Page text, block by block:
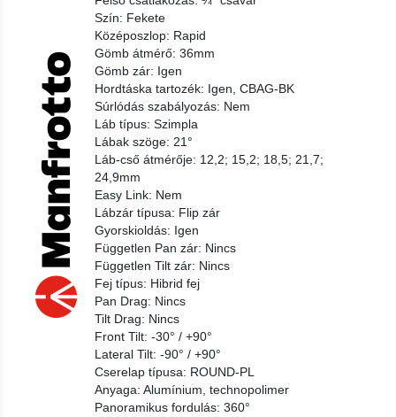
Szín: Fekete
Középoszlop: Rapid
Gömb átmérő: 36mm
Gömb zár: Igen
Hordtáska tartozék: Igen, CBAG-BK
Súrlódás szabályozás: Nem
Láb típus: Szimpla
Lábak szöge: 21°
Láb-cső átmérője: 12,2; 15,2; 18,5; 21,7;
24,9mm
Easy Link: Nem
Lábzár típusa: Flip zár
Gyorskioldás: Igen
Független Pan zár: Nincs
Független Tilt zár: Nincs
Fej típus: Hibrid fej
Pan Drag: Nincs
Tilt Drag: Nincs
Front Tilt: -30° / +90°
Lateral Tilt: -90° / +90°
Cserelap típusa: ROUND-PL
Anyaga: Alumínium, technopolimer
Panoramikus fordulás: 360°